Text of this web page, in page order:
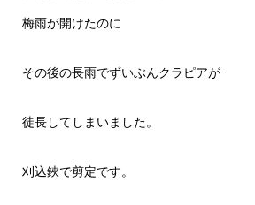
梅雨が開けたのに
その後の長雨でずいぶんクラピアが
徒長してしまいました。
刈込鋏で剪定です。